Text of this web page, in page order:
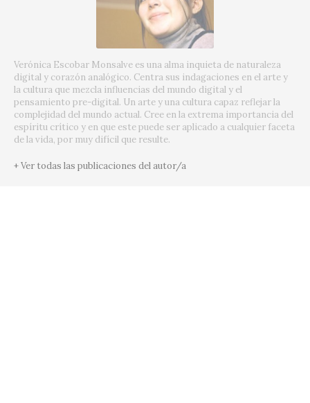
Verónica Escobar Monsalve es una alma inquieta de naturaleza
digital y corazón analógico. Centra sus indagaciones en el arte y
la cultura que mezcla influencias del mundo digital y el
pensamiento pre-digital. Un arte y una cultura capaz reflejar la
complejidad del mundo actual. Cree en la extrema importancia del
espíritu crítico y en que este puede ser aplicado a cualquier faceta
de la vida, por muy difícil que resulte.
+ Ver todas las publicaciones del autor/a